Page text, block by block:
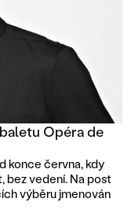
Opéra de
konce června, kdy
bez vedení. Na post
výběru jmenován